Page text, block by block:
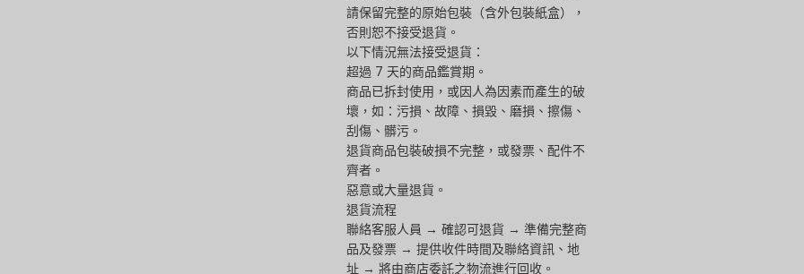
請保留完整的原始包裝（含外包裝紙盒），
否則恕不接受退貨。
以下情況無法接受退貨：
超過 7 天的商品鑑賞期。
商品已拆封使用，或因人為因素而產生的破
壞，如：污損、故障、損毀、磨損、擦傷、
刮傷、髒污。
退貨商品包裝破損不完整，或發票、配件不
齊者。
惡意或大量退貨。
退貨流程
聯絡客服人員 → 確認可退貨 → 準備完整商
品及發票 → 提供收件時間及聯絡資訊、地
址 → 將由商店委託之物流進行回收。